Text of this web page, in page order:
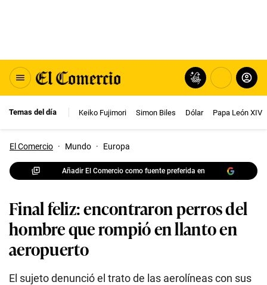
Temas del día Keiko Fujimori Simon Biles Dólar Papa León XIV
El Comercio · Mundo · Europa
Añadir El Comercio como fuente preferida en
Final feliz: encontraron perros del
hombre que rompió en llanto en
aeropuerto
El sujeto denunció el trato de las aerolíneas con sus